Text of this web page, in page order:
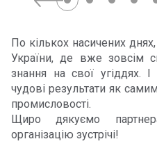
По кількох насичених
України, де вже зовсім
знання на свої угіддях.
чудові результати як
промисловості.
Щиро дякуємо
організацію зустрічі!